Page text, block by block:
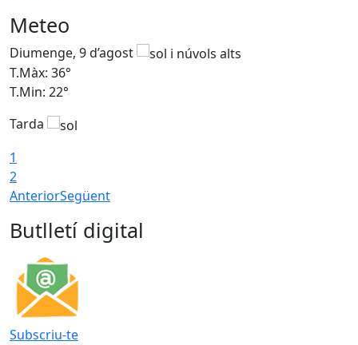
Meteo
Diumenge, 9 d’agost
T.Màx: 36°
T.Min: 22°
Tarda
1
2
AnteriorSegüent
Butlletí digital
Subscriu-te